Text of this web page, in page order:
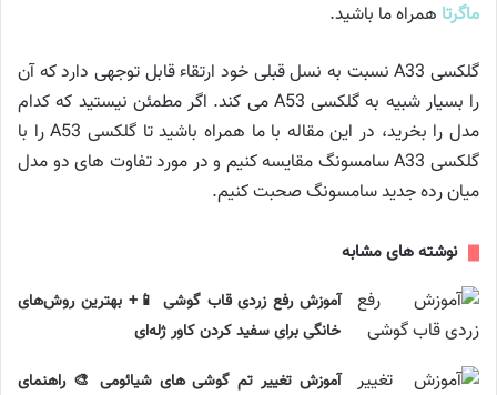
ماگرتا همراه ما باشید.
گلکسی A33 نسبت به نسل قبلی خود ارتقاء قابل توجهی دارد که آن
را بسیار شبیه به گلکسی A53 می کند. اگر مطمئن نیستید که کدام
مدل را بخرید، در این مقاله با ما همراه باشید تا گلکسی A53 را با
گلکسی A33 سامسونگ مقایسه کنیم و در مورد تفاوت های دو مدل
میان رده جدید سامسونگ صحبت کنیم.
نوشته های مشابه
آموزش رفع زردی قاب گوشی 📱+ بهترین روش‌های
خانگی برای سفید کردن کاور ژله‌ای
آموزش تغییر تم گوشی های شیائومی 🎨 راهنمای